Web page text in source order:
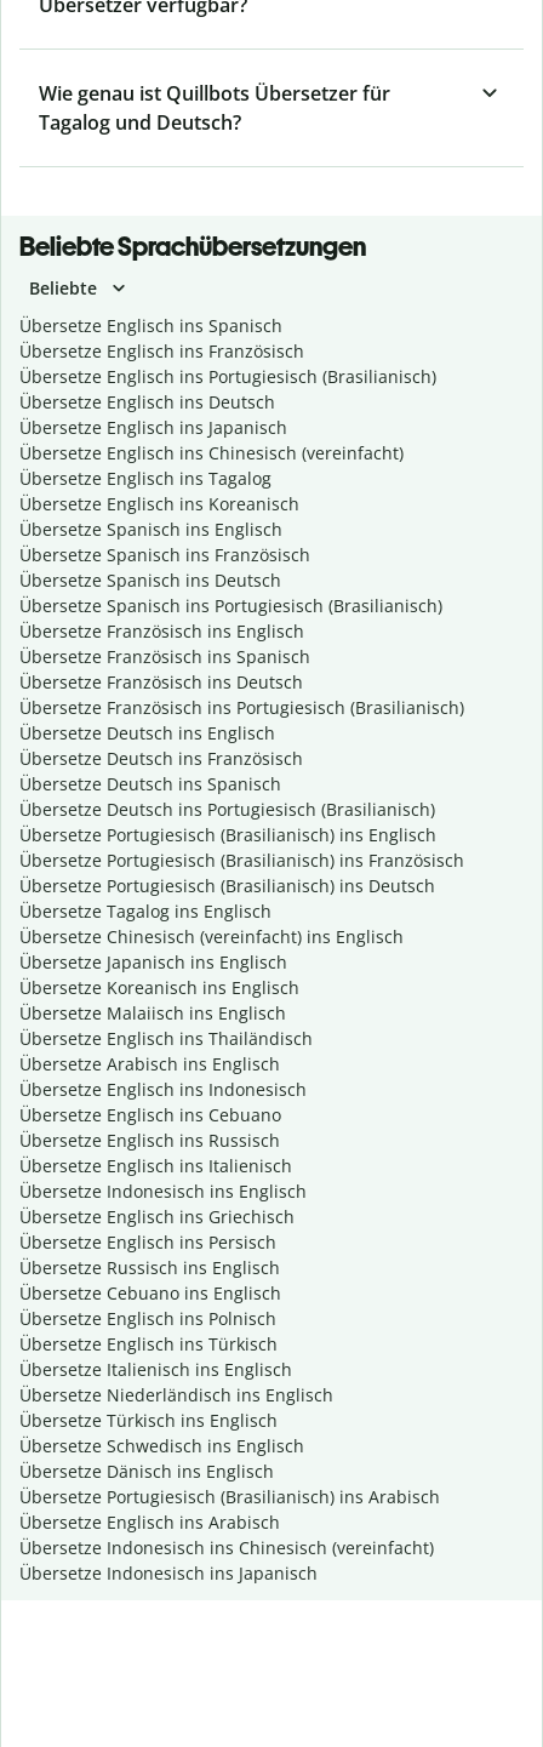
Wie genau ist Quillbots Übersetzer für
Tagalog und Deutsch?
Beliebte Sprachübersetzungen
Beliebte
Übersetze Englisch ins Spanisch
Übersetze Englisch ins Französisch
Übersetze Englisch ins Portugiesisch (Brasilianisch)
Übersetze Englisch ins Deutsch
Übersetze Englisch ins Japanisch
Übersetze Englisch ins Chinesisch (vereinfacht)
Übersetze Englisch ins Tagalog
Übersetze Englisch ins Koreanisch
Übersetze Spanisch ins Englisch
Übersetze Spanisch ins Französisch
Übersetze Spanisch ins Deutsch
Übersetze Spanisch ins Portugiesisch (Brasilianisch)
Übersetze Französisch ins Englisch
Übersetze Französisch ins Spanisch
Übersetze Französisch ins Deutsch
Übersetze Französisch ins Portugiesisch (Brasilianisch)
Übersetze Deutsch ins Englisch
Übersetze Deutsch ins Französisch
Übersetze Deutsch ins Spanisch
Übersetze Deutsch ins Portugiesisch (Brasilianisch)
Übersetze Portugiesisch (Brasilianisch) ins Englisch
Übersetze Portugiesisch (Brasilianisch) ins Französisch
Übersetze Portugiesisch (Brasilianisch) ins Deutsch
Übersetze Tagalog ins Englisch
Übersetze Chinesisch (vereinfacht) ins Englisch
Übersetze Japanisch ins Englisch
Übersetze Koreanisch ins Englisch
Übersetze Malaiisch ins Englisch
Übersetze Englisch ins Thailändisch
Übersetze Arabisch ins Englisch
Übersetze Englisch ins Indonesisch
Übersetze Englisch ins Cebuano
Übersetze Englisch ins Russisch
Übersetze Englisch ins Italienisch
Übersetze Indonesisch ins Englisch
Übersetze Englisch ins Griechisch
Übersetze Englisch ins Persisch
Übersetze Russisch ins Englisch
Übersetze Cebuano ins Englisch
Übersetze Englisch ins Polnisch
Übersetze Englisch ins Türkisch
Übersetze Italienisch ins Englisch
Übersetze Niederländisch ins Englisch
Übersetze Türkisch ins Englisch
Übersetze Schwedisch ins Englisch
Übersetze Dänisch ins Englisch
Übersetze Portugiesisch (Brasilianisch) ins Arabisch
Übersetze Englisch ins Arabisch
Übersetze Indonesisch ins Chinesisch (vereinfacht)
Übersetze Indonesisch ins Japanisch